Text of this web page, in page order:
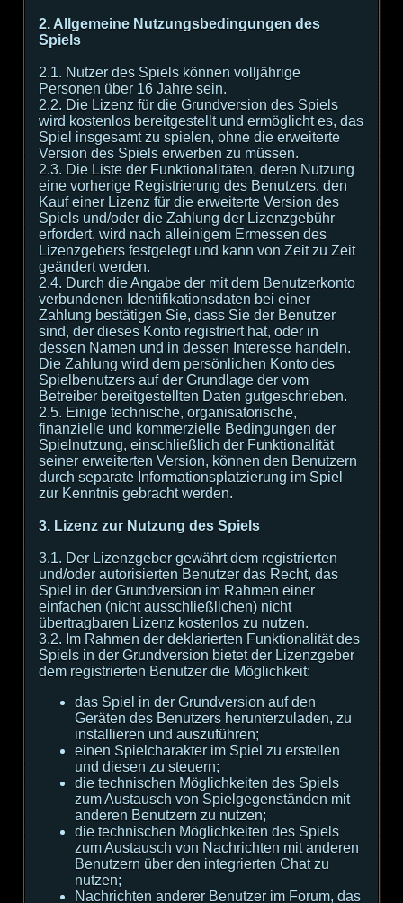
2. Allgemeine Nutzungsbedingungen des
Spiels
2.1. Nutzer des Spiels können volljährige
Personen über 16 Jahre sein.
2.2. Die Lizenz für die Grundversion des Spiels
wird kostenlos bereitgestellt und ermöglicht es, das
Spiel insgesamt zu spielen, ohne die erweiterte
Version des Spiels erwerben zu müssen.
2.3. Die Liste der Funktionalitäten, deren Nutzung
eine vorherige Registrierung des Benutzers, den
Kauf einer Lizenz für die erweiterte Version des
Spiels und/oder die Zahlung der Lizenzgebühr
erfordert, wird nach alleinigem Ermessen des
Lizenzgebers festgelegt und kann von Zeit zu Zeit
geändert werden.
2.4. Durch die Angabe der mit dem Benutzerkonto
verbundenen Identifikationsdaten bei einer
Zahlung bestätigen Sie, dass Sie der Benutzer
sind, der dieses Konto registriert hat, oder in
dessen Namen und in dessen Interesse handeln.
Die Zahlung wird dem persönlichen Konto des
Spielbenutzers auf der Grundlage der vom
Betreiber bereitgestellten Daten gutgeschrieben.
2.5. Einige technische, organisatorische,
finanzielle und kommerzielle Bedingungen der
Spielnutzung, einschließlich der Funktionalität
seiner erweiterten Version, können den Benutzern
durch separate Informationsplatzierung im Spiel
zur Kenntnis gebracht werden.
3. Lizenz zur Nutzung des Spiels
3.1. Der Lizenzgeber gewährt dem registrierten
und/oder autorisierten Benutzer das Recht, das
Spiel in der Grundversion im Rahmen einer
einfachen (nicht ausschließlichen) nicht
übertragbaren Lizenz kostenlos zu nutzen.
3.2. Im Rahmen der deklarierten Funktionalität des
Spiels in der Grundversion bietet der Lizenzgeber
dem registrierten Benutzer die Möglichkeit:
das Spiel in der Grundversion auf den
Geräten des Benutzers herunterzuladen, zu
installieren und auszuführen;
einen Spielcharakter im Spiel zu erstellen
und diesen zu steuern;
die technischen Möglichkeiten des Spiels
zum Austausch von Spielgegenständen mit
anderen Benutzern zu nutzen;
die technischen Möglichkeiten des Spiels
zum Austausch von Nachrichten mit anderen
Benutzern über den integrierten Chat zu
nutzen;
Nachrichten anderer Benutzer im Forum, das